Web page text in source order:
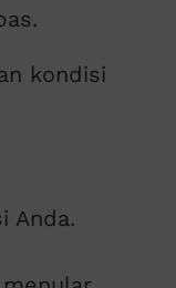
kondisi
Anda.